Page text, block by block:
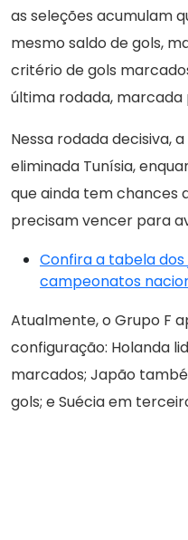
as seleções acumulam
mesmo saldo de gols,
critério de gols
última rodada,
Nessa rodada decisiva,
eliminada Tunísia,
que ainda tem chances
precisam vencer para
Confira a tabela
campeonatos
Atualmente, o Grupo F
configuração: Holanda
marcados; Japão
gols; e Suécia em